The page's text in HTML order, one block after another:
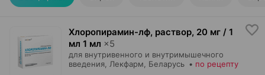
Хлоропирамин-лф, раствор, 20 мг / 1
мл 1 мл ×5
для внутривенного и внутримышечного
введения, Лекфарм , Беларусь • по рецепту